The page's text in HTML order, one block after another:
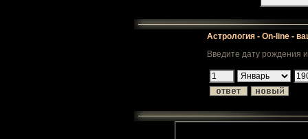
Астрология - On-line -
Введите дату рождения